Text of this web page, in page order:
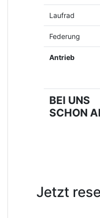
Laufrad
Federung
Antrieb
BEI UNS
SCHON
Jetzt